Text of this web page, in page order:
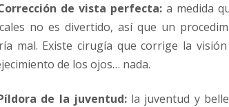
de vista perfecta:a medida
no es divertido, así que un
mal. Existe cirugía que corrige la
de los ojos… nada.
de la juventud:la juventud y